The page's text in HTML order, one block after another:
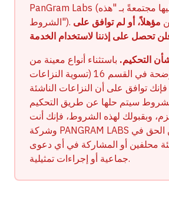
PanGram Labs (يُشار إليها مجتمعةً بـ "هذه
مؤهلاً، أو لم توافق على
التحكيم. باستثناء أنواع معينة من
النزاعات الموضحة في القسم 16 (تسوية النزاعات
فإنك توافق على أن النزاعات الناشئة
سيتم حلها عن طريق التحكيم
وبقبولك لهذه الشروط، فإنك أنت
وشركة PANGRAM LABS تتنازلان عن الحق في
محلفين أو المشاركة في أي دعوى
جماعية أو إجراءات تمثيلية.